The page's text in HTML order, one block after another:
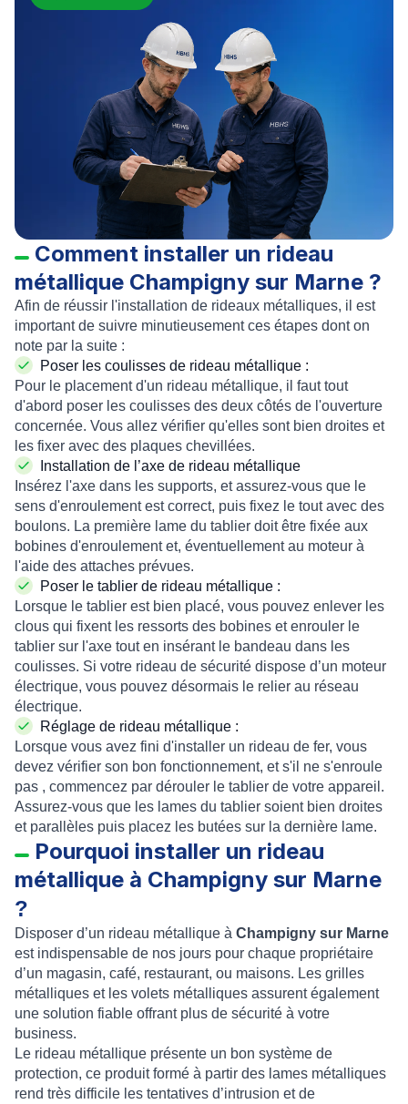
Comment installer un rideau
métallique Champigny sur Marne ?
Afin de réussir l'installation de rideaux métalliques, il est
important de suivre minutieusement ces étapes dont on
note par la suite :
Poser les coulisses de rideau métallique :
Pour le placement d'un rideau métallique, il faut tout
d'abord poser les coulisses des deux côtés de l'ouverture
concernée. Vous allez vérifier qu'elles sont bien droites et
les fixer avec des plaques chevillées.
Installation de l’axe de rideau métallique
Insérez l'axe dans les supports, et assurez-vous que le
sens d'enroulement est correct, puis fixez le tout avec des
boulons. La première lame du tablier doit être fixée aux
bobines d'enroulementet, éventuellement au moteur à
l'aide des attaches prévues.
Poser le tablier de rideau métallique :
Lorsque le tablier est bien placé, vous pouvez enlever les
clous qui fixent les ressorts des bobines et enrouler le
tablier sur l'axe tout en insérant le bandeau dans les
coulisses. Si votre rideau de sécurité dispose d’un moteur
électrique, vous pouvez désormais le relier au réseau
électrique.
Réglage de rideau métallique :
Lorsque vous avez fini d'installer un rideau de fer, vous
devez vérifier son bon fonctionnement, et s'il ne s'enroule
pas , commencez par dérouler le tablier de votre appareil.
Assurez-vous que les lames du tablier soient bien droites
et parallèles puis placez les butées sur la dernière lame.
Pourquoi installer un rideau
métallique à Champigny sur Marne
?
Disposer d’un rideau métallique à Champigny sur Marne
est indispensable de nos jours pour chaque propriétaire
d’un magasin, café, restaurant, ou maisons. Les grilles
métalliques et les volets métalliques assurent également
une solution fiable offrant plus de sécurité à votre
business.
Le rideau métallique présente un bon système de
protection, ce produit formé à partir des lames métalliques
rend très difficile les tentatives d’intrusion et de